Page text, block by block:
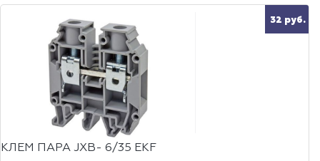
32 руб.
КЛЕМ ПАРА JXB- 6/35 EKF